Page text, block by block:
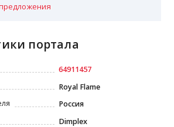
портала
64911457
Royal Flame
Россия
Dimplex